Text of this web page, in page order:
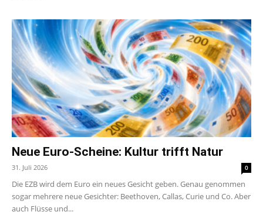
Neue Euro-Scheine: Kultur trifft Natur
31. Juli 2026 0
Die EZB wird dem Euro ein neues Gesicht geben. Genau genommen
sogar mehrere neue Gesichter: Beethoven, Callas, Curie und Co. Aber
auch Flüsse und...